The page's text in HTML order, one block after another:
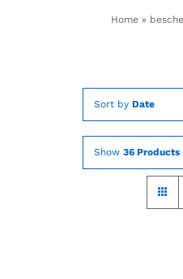
Home»
Sort by Date
Show 36 Products